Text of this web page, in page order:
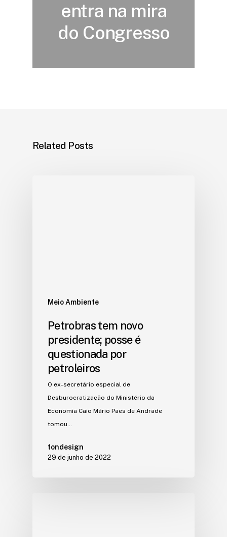
entra na mira
do Congresso
Related Posts
Meio Ambiente
Petrobras tem novo
presidente; posse é
questionada por
petroleiros
O ex-secretário especial de
Desburocratização do Ministério da
Economia Caio Mário Paes de Andrade
tomou…
tondesign
29 de junho de 2022